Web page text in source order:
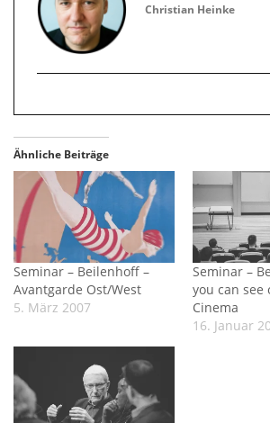
Christian Heinke
Ähnliche Beiträge
Seminar – Beilenhoff –
Avantgarde Ost/West
5. März 2007
Seminar –
you can see
Cinema
16. Januar